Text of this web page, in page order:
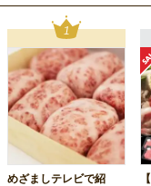
めざましテレビで紹